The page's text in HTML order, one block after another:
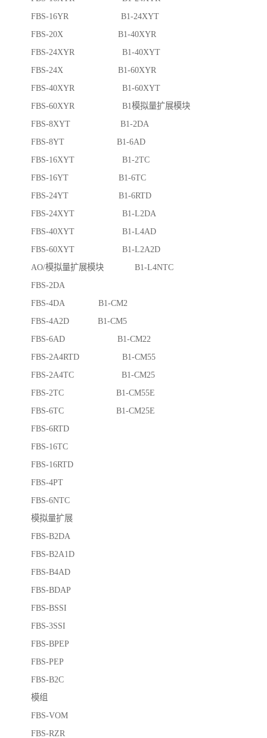
FBS-16YR B1-24XYT
FBS-20X B1-40XYR
FBS-24XYR B1-40XYT
FBS-24X B1-60XYR
FBS-40XYR B1-60XYT
FBS-60XYR B1模拟量扩展模块
FBS-8XYT B1-2DA
FBS-8YT B1-6AD
FBS-16XYT B1-2TC
FBS-16YT B1-6TC
FBS-24YT B1-6RTD
FBS-24XYT B1-L2DA
FBS-40XYT B1-L4AD
FBS-60XYT B1-L2A2D
AO/模拟量扩展模块 B1-L4NTC
FBS-2DA
FBS-4DA B1-CM2
FBS-4A2D B1-CM5
FBS-6AD B1-CM22
FBS-2A4RTD B1-CM55
FBS-2A4TC B1-CM25
FBS-2TC B1-CM55E
FBS-6TC B1-CM25E
FBS-6RTD
FBS-16TC
FBS-16RTD
FBS-4PT
FBS-6NTC
模拟量扩展
FBS-B2DA
FBS-B2A1D
FBS-B4AD
FBS-BDAP
FBS-BSSI
FBS-3SSI
FBS-BPEP
FBS-PEP
FBS-B2C
模组
FBS-VOM
FBS-RZR